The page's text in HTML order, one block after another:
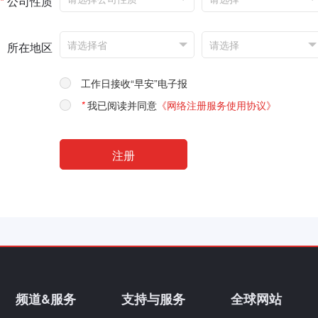
所在地区
工作日接收“早安”电子报
*我已阅读并同意 《网络注册服务使用协议》
频道&服务 支持与服务 全球网站